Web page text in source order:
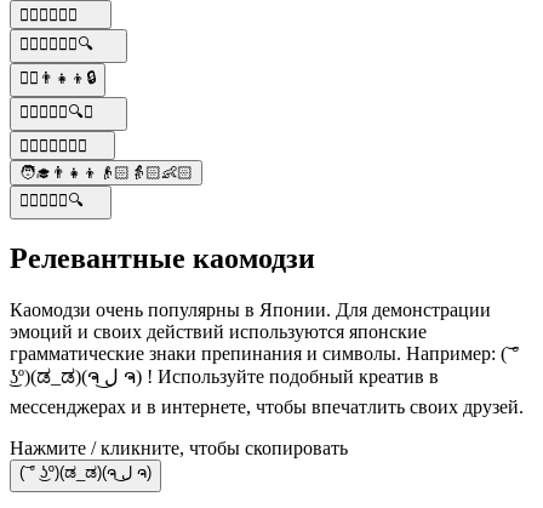
🕵️‍♀️👨‍👧‍👦💼
🕵️‍♀️👨‍👧‍👦💥🔍
🚶‍♂️👨‍👧‍👦🔒
🕵️‍♀️👨‍👧‍👦🔍💼
🕵️‍♀️👨‍👧‍👦🕵️‍♂️
🧑‍🎓👨‍👧‍👦👴🏻👵🏻👶🏻
🕵️‍♀️👨‍👧‍👦🔍
Релевантные каомодзи
Каомодзи очень популярны в Японии. Для демонстрации
эмоций и своих действий используются японские
грамматические знаки препинания и символы. Например: (͝ °
͜ʖº)(ಡ_ಡ)(ຈ ل͜ ຈ) ! Используйте подобный креатив в
мессенджерах и в интернете, чтобы впечатлить своих друзей.
Нажмите / кликните, чтобы скопировать
(͝ ° ͜ʖº)(ಡ_ಡ)(ຈ ل͜ ຈ)